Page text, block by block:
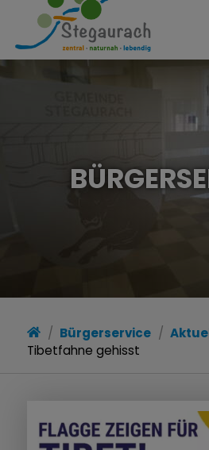
Bürgerservice
Tibetfahne gehisst